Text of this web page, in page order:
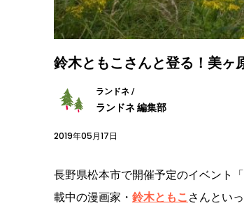
鈴木ともこさんと登る！美ヶ
ランドネ /
ランドネ 編集部
2019年05月17日
長野県松本市で開催予定のイベント「
載中の漫画家・ 鈴木ともこ さんとい